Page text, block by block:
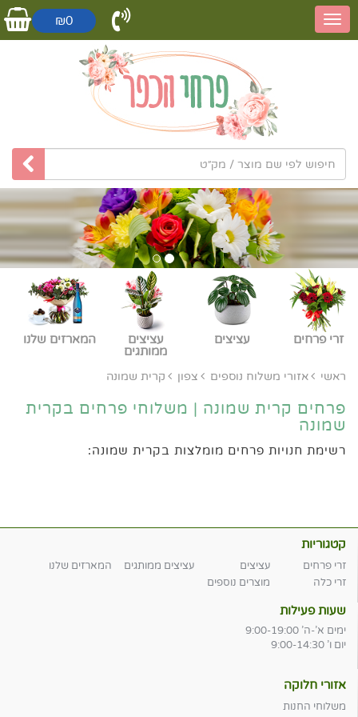
₪0
זרי פרחים עציצים
עציצים
ממותגים
המארזים שלנו
ראשי אזורי משלוח נוספים צפון קרית שמונה
פרחים קרית שמונה | משלוחי פרחים בקרית
שמונה
רשימת חנויות פרחים מומלצות בקרית שמונה:
קטגוריות
זרי פרחים עציצים עציצים ממותגים
המארזים שלנו
זרי כלה
מוצרים נוספים
שעות פעילות
ימים א'-ה' 9:00-19:00
יום ו' 9:00-14:30
אזורי חלוקה
משלוחי החנות